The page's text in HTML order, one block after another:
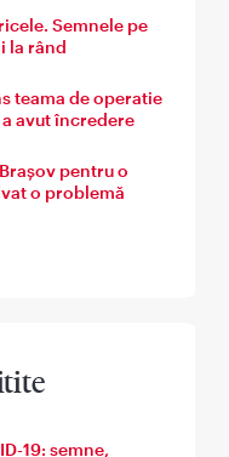
Semnele pe
la rând
teama de operatie
avut încredere
pentru o
o problemă
19: semne,